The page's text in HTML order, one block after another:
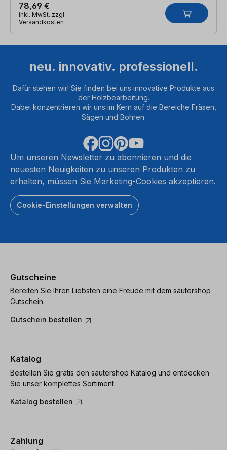
78,69 €
inkl. MwSt. zzgl.
Versandkosten
neu. innovativ. professionell.
Dafür stehen wir! Sie finden bei uns innovative Produkte aus
der Holzbearbeitung.
Dabei konzentrieren wir uns im Kern auf die Bereiche Fräsen,
Sägen und Bohren.
Um unseren Newsletter zu abonnieren und die
neuesten Neuigkeiten zu unseren Produkten zu
erhalten, müssen Sie Marketing-Cookies akzeptieren.
Cookie-Einstellungen verwalten
Gutscheine
Bereiten Sie Ihren Liebsten eine Freude mit dem sautershop
Gutschein.
Gutschein bestellen
Katalog
Bestellen Sie gratis den sautershop Katalog und entdecken
Sie unser komplettes Sortiment.
Katalog bestellen
Zahlung